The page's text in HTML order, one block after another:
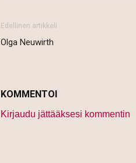
Edellinen artikkeli
Olga Neuwirth
KOMMENTOI
Kirjaudu jättääksesi kommentin